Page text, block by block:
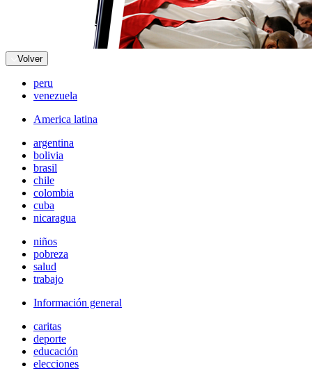
Volver
peru
venezuela
America latina
argentina
bolivia
brasil
chile
colombia
cuba
nicaragua
niños
pobreza
salud
trabajo
Información general
caritas
deporte
educación
elecciones